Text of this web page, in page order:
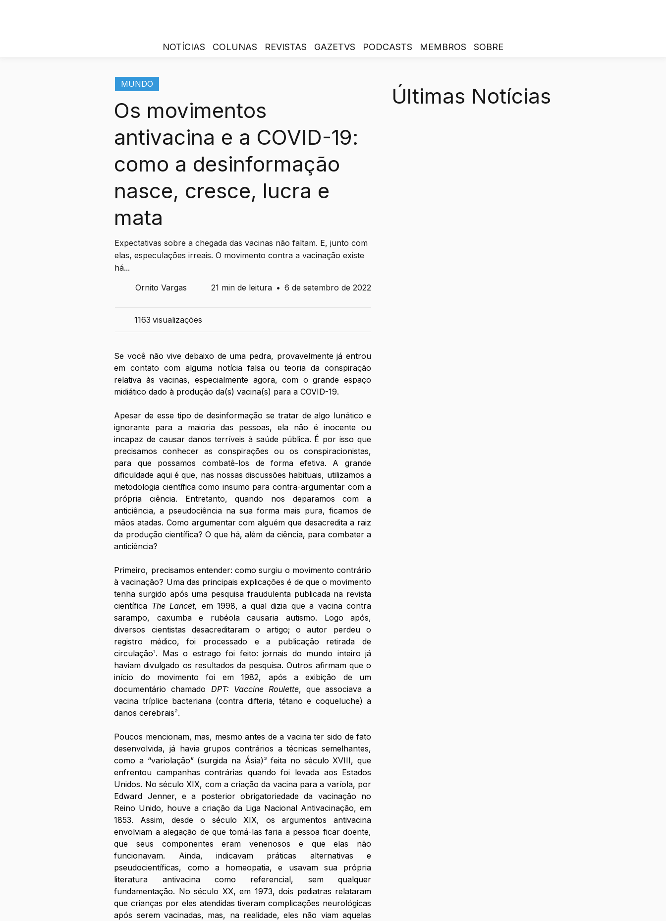
NOTÍCIAS COLUNAS REVISTAS GAZETVS PODCASTS MEMBROS SOBRE
MUNDO
Os movimentos
antivacina e a COVID-19:
como a desinformação
nasce, cresce, lucra e
mata
Expectativas sobre a chegada das vacinas não faltam. E, junto com
elas, especulações irreais. O movimento contra a vacinação existe
há...
Ornito Vargas
21 min de leitura • 6 de setembro de 2022
1163 visualizações
Se você não vive debaixo de uma pedra, provavelmente já entrou
em contato com alguma notícia falsa ou teoria da conspiração
relativa às vacinas, especialmente agora, com o grande espaço
midiático dado à produção da(s) vacina(s) para a COVID-19.
Apesar de esse tipo de desinformação se tratar de algo lunático e
ignorante para a maioria das pessoas, ela não é inocente ou
incapaz de causar danos terríveis à saúde pública. É por isso que
precisamos conhecer as conspirações ou os conspiracionistas,
para que possamos combatê-los de forma efetiva. A grande
dificuldade aqui é que, nas nossas discussões habituais, utilizamos a
metodologia científica como insumo para contra-argumentar com a
própria ciência. Entretanto, quando nos deparamos com a
anticiência, a pseudociência na sua forma mais pura, ficamos de
mãos atadas. Como argumentar com alguém que desacredita a raiz
da produção científica? O que há, além da ciência, para combater a
anticiência?
Primeiro, precisamos entender: como surgiu o movimento contrário
à vacinação? Uma das principais explicações é de que o movimento
tenha surgido após uma pesquisa fraudulenta publicada na revista
científica The Lancet, em 1998, a qual dizia que a vacina contra
sarampo, caxumba e rubéola causaria autismo. Logo após,
diversos cientistas desacreditaram o artigo; o autor perdeu o
registro médico, foi processado e a publicação retirada de
circulação¹. Mas o estrago foi feito: jornais do mundo inteiro já
haviam divulgado os resultados da pesquisa. Outros afirmam que o
início do movimento foi em 1982, após a exibição de um
documentário chamado DPT: Vaccine Roulette, que associava a
vacina tríplice bacteriana (contra difteria, tétano e coqueluche) a
danos cerebrais².
Poucos mencionam, mas, mesmo antes de a vacina ter sido de fato
desenvolvida, já havia grupos contrários a técnicas semelhantes,
como a “variolação” (surgida na Ásia)³ feita no século XVIII, que
enfrentou campanhas contrárias quando foi levada aos Estados
Unidos. No século XIX, com a criação da vacina para a varíola, por
Edward Jenner, e a posterior obrigatoriedade da vacinação no
Reino Unido, houve a criação da Liga Nacional Antivacinação, em
1853. Assim, desde o século XIX, os argumentos antivacina
envolviam a alegação de que tomá-las faria a pessoa ficar doente,
que seus componentes eram venenosos e que elas não
funcionavam. Ainda, indicavam práticas alternativas e
pseudocientíficas, como a homeopatia, e usavam sua própria
literatura antivacina como referencial, sem qualquer
fundamentação. No século XX, em 1973, dois pediatras relataram
que crianças por eles atendidas tiveram complicações neurológicas
após serem vacinadas, mas, na realidade, eles não viam aquelas
Últimas Notícias